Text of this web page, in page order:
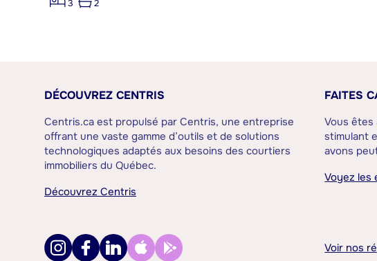
3 2
DÉCOUVREZ CENTRIS
Centris.ca est propulsé par Centris, une entreprise
offrant une vaste gamme d’outils et de solutions
technologiques adaptés aux besoins des courtiers
immobiliers du Québec.
Découvrez Centris
FAITES
Vous êtes
stimulant
avons
Voyez les
Voir nos